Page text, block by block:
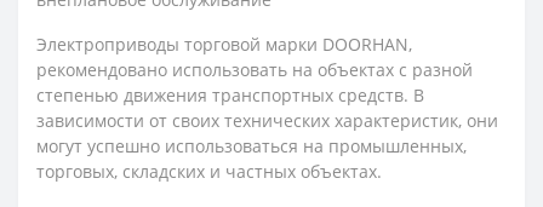
Электроприводы торговой марки DOORHAN,
рекомендовано использовать на объектах с разной
степенью движения транспортных средств. В
зависимости от своих технических характеристик, они
могут успешно использоваться на промышленных,
торговых, складских и частных объектах.